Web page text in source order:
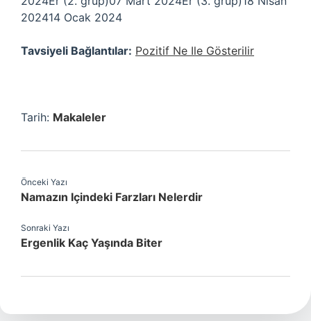
202414 Ocak 2024
Tavsiyeli Bağlantılar: Pozitif Ne Ile Gösterilir
Tarih: Makaleler
Önceki Yazı
Namazın Içindeki Farzları Nelerdir
Sonraki Yazı
Ergenlik Kaç Yaşında Biter